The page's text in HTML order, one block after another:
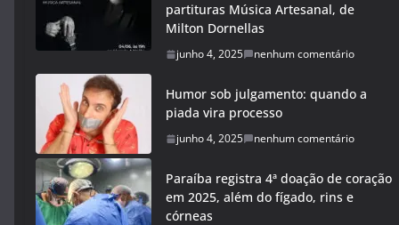
partituras Música Artesanal, de
Milton Dornellas
junho 4, 2025 nenhum comentário
Humor sob julgamento: quando a
piada vira processo
junho 4, 2025 nenhum comentário
Paraíba registra 4ª doação de coração
em 2025, além do fígado, rins e
córneas